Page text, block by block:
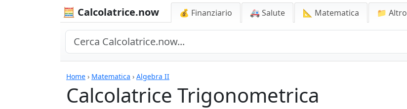
🧮 Calcolatrice.now 💰 Finanziario 🚑 Salute 📐 Matematica 📁 Altro
Home › Matematica › Algebra II
Calcolatrice Trigonometrica
Calcolatrici